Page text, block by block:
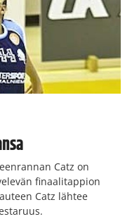
Catz on
finaalitappion
Catz lähtee